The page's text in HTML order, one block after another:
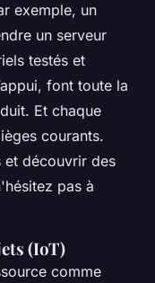
exemple, un
un serveur
testés et
font toute la
Et chaque
courants.
et découvrir des
pas à
(IoT)
comme